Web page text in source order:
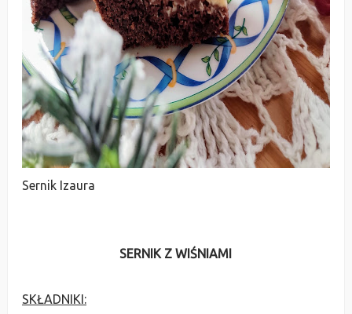
Sernik Izaura
SERNIK Z WIŚNIAMI
SKŁADNIKI: